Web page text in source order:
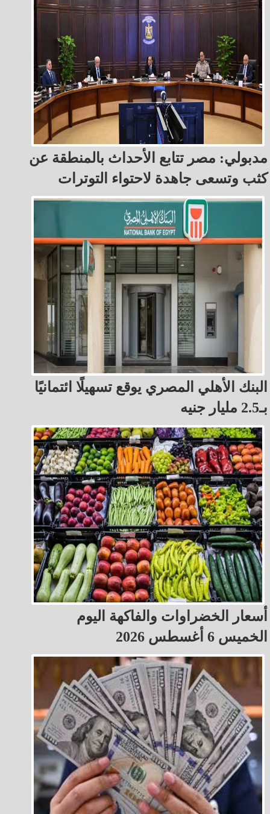
مدبولي: مصر تتابع الأحداث بالمنطقة عن
كثب وتسعى جاهدة لاحتواء التوترات
البنك الأهلي المصري يوقع تسهيلًا ائتمانيًا
بـ2.5 مليار جنيه
أسعار الخضراوات والفاكهة اليوم
الخميس 6 أغسطس 2026